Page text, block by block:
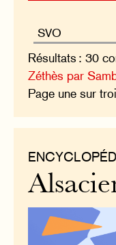
Résultats : 30
Zéthès par
Page une sur